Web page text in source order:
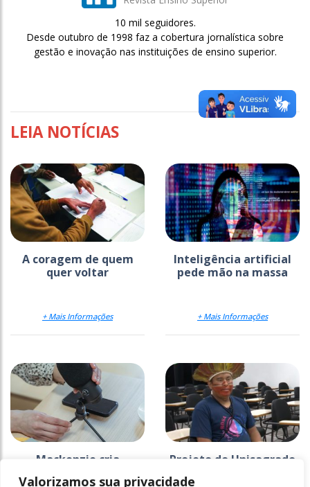
Valorizamos sua privacidade
10 mil seguidores.
Desde outubro de 1998 faz a cobertura jornalística sobre
gestão e inovação nas instituições de ensino superior.
LEIA NOTÍCIAS
A coragem de quem
quer voltar
+ Mais Informações
Inteligência artificial
pede mão na massa
+ Mais Informações
Mackenzie cria
Projeto do Unisagrado